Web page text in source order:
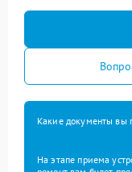
Какие документы вы
На этапе приема